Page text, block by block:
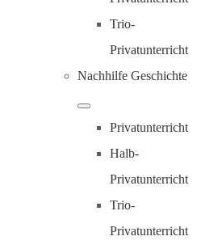
Trio-
Privatunterricht
Nachhilfe Geschichte
Privatunterricht
Halb-
Privatunterricht
Trio-
Privatunterricht